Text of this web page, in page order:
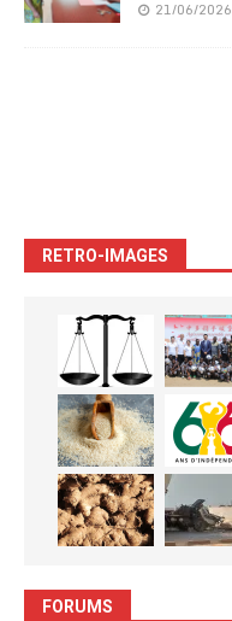
21/06/2026
RETRO-IMAGES
FORUMS